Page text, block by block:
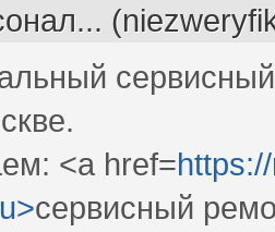
<a href=
сервисный